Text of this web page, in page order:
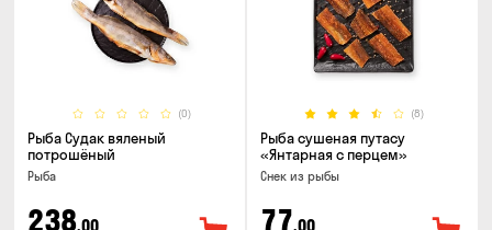
(0)
Рыба Судак вяленый
потрошёный
Рыба
238
(8)
Рыба сушеная путасу
«Янтарная с перцем»
Снек из рыбы
77